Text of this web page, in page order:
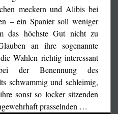
aus demgesamten
Stimmen. Zwar wird
daß damit der
erstmals unter 90%
eindeutig: ohne die
wäre das ungarische
gekommen. Die
den Vergleich mit ihren
wissen also, was jetzt
meckern und Alibis bei
– ein Spanier soll weniger
das höchste Gut nicht zu
an ihre sogenannte
Wahlen richtig interessant
der Benennung des
schwammig und schleimig,
sonst so locker sitzenden
prasselnden …